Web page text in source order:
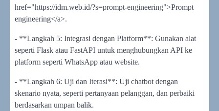
href="https://idm.web.id/?s=prompt-engineering">Prompt
engineering</a>.
- **Langkah 5: Integrasi dengan Platform**: Gunakan alat
seperti Flask atau FastAPI untuk menghubungkan API ke
platform seperti WhatsApp atau website.
- **Langkah 6: Uji dan Iterasi**: Uji chatbot dengan
skenario nyata, seperti pertanyaan pelanggan, dan perbaiki
berdasarkan umpan balik.